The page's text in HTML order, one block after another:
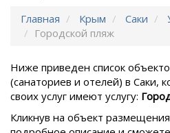
Главная Крым Саки
Городской пляж
Ниже приведен список
(санаториев и отелей) в Саки,
своих услуг имеют услугу:
Кликнув на объект